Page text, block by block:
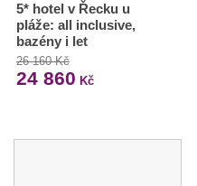
5* hotel v Řecku u
pláže: all inclusive,
bazény i let
26 160 Kč
24 860 Kč